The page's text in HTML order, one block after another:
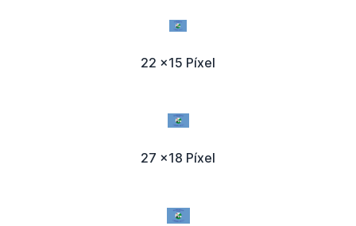
22 x15 Píxel
27 x18 Píxel